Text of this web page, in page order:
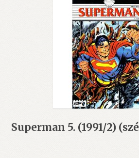
Superman 5. (1991/2)